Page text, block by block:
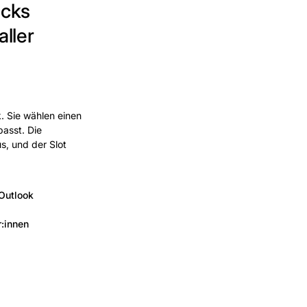
Sie wählen einen
Die
und der Slot